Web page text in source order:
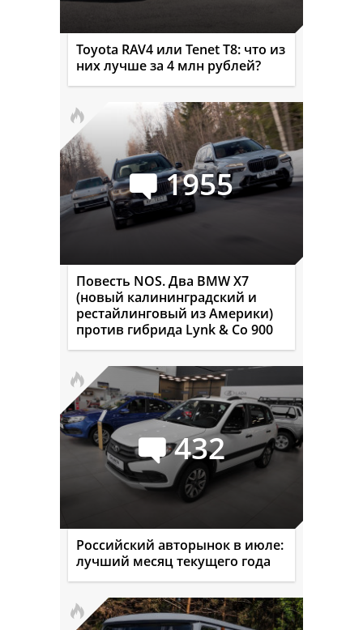
Toyota RAV4 или Tenet T8: что из
них лучше за 4 млн рублей?
1955
Повесть NOS. Два BMW X7
(новый калининградский и
рестайлинговый из Америки)
против гибрида Lynk & Co 900
432
Российский авторынок в июле:
лучший месяц текущего года